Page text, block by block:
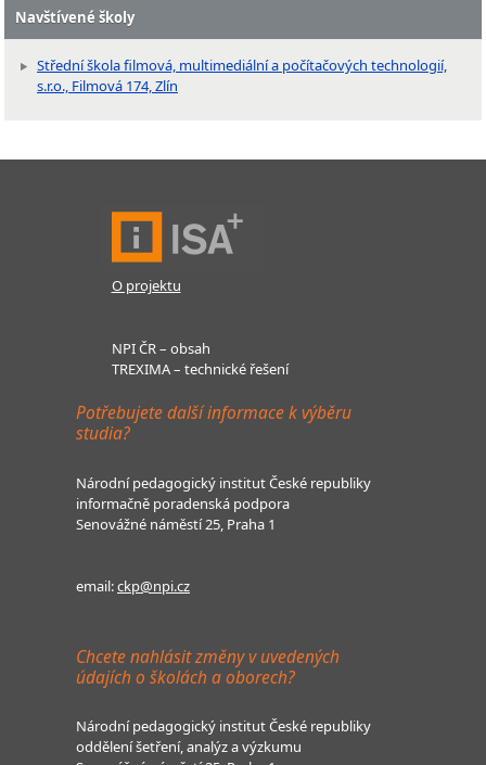
Navštívené školy
Střední škola filmová, multimediální a počítačových technologií,
s.r.o., Filmová 174, Zlín
O projektu
NPI ČR – obsah
TREXIMA – technické řešení
Potřebujete další informace k výběru
studia?
Národní pedagogický institut České republiky
informačně poradenská podpora
Senovážné náměstí 25, Praha 1
email:ckp@npi.cz
Chcete nahlásit změny v uvedených
údajích o školách a oborech?
Národní pedagogický institut České republiky
oddělení šetření, analýz a výzkumu